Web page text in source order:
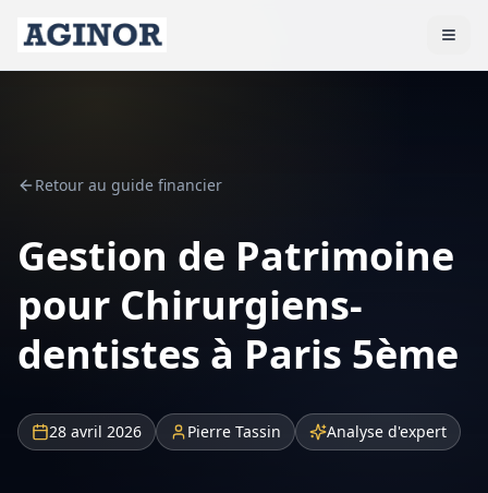
Retour au guide financier
Gestion de Patrimoine
pour Chirurgiens-
dentistes à Paris 5ème
28 avril 2026 Pierre Tassin Analyse d'expert